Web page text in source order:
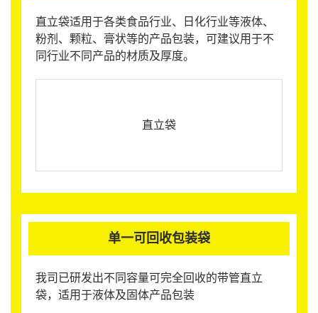
直立袋适用于各类食品行业、日化行业等液体、
粉剂、颗粒、膏状等的产品包装，可建议用于不
同行业不同产品的材质及厚度。
直立袋
单一可回收包装袋
我司已研发出不同容量可完全回收的带管直立
袋，适用于液体及固体产品包装